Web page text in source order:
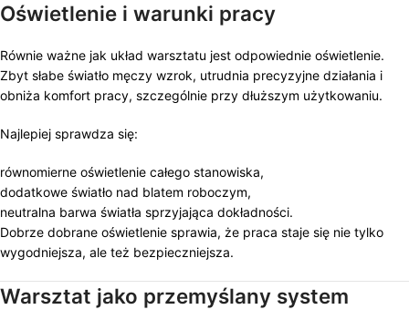
Oświetlenie i warunki pracy
Równie ważne jak układ warsztatu jest odpowiednie oświetlenie.
Zbyt słabe światło męczy wzrok, utrudnia precyzyjne działania i
obniża komfort pracy, szczególnie przy dłuższym użytkowaniu.
Najlepiej sprawdza się:
równomierne oświetlenie całego stanowiska,
dodatkowe światło nad blatem roboczym,
neutralna barwa światła sprzyjająca dokładności.
Dobrze dobrane oświetlenie sprawia, że praca staje się nie tylko
wygodniejsza, ale też bezpieczniejsza.
Warsztat jako przemyślany system